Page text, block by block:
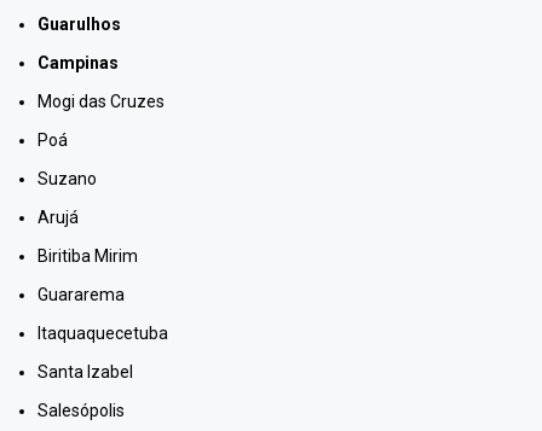
Guarulhos
Campinas
Mogi das Cruzes
Poá
Suzano
Arujá
Biritiba Mirim
Guararema
Itaquaquecetuba
Santa Izabel
Salesópolis